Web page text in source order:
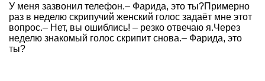
У меня зазвонил телефон.– Фарида, это ты?Примерно
раз в неделю скрипучий женский голос задаёт мне этот
вопрос.– Нет, вы ошиблись! – резко отвечаю я.Через
неделю знакомый голос скрипит снова.– Фарида, это
ты?